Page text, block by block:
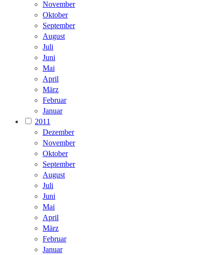
November
Oktober
September
August
Juli
Juni
Mai
April
März
Februar
Januar
2011
Dezember
November
Oktober
September
August
Juli
Juni
Mai
April
März
Februar
Januar